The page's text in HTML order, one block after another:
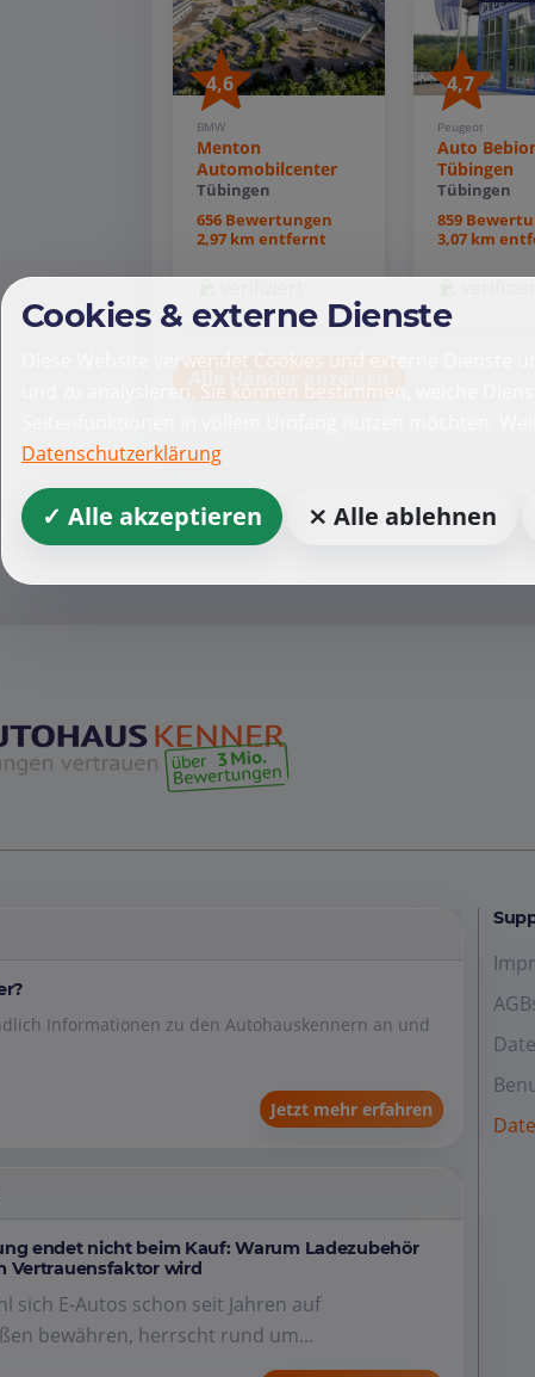
4,6
BMW
Menton
Automobilcenter
Tübingen
656 Bewertungen
2,97 km entfernt
4,7
Peugeot
Auto
Tübingen
Tübingen
859
3,07 km
Alle Händer anzeigen
Informationen zu den Autohauskennern an und
Jetzt mehr erfahren
endet nicht beim Kauf: Warum Ladezubehör
Vertrauensfaktor wird
sich E-Autos schon seit Jahren auf
bewähren, herrscht rund um...
Cookies & externe Dienste
Diese Website verwendet Cookies und externe Dienste
und zu analysieren. Sie können bestimmen, welche
Datenschutzerklärung
✓ Alle akzeptieren ⨯ Alle ablehnen